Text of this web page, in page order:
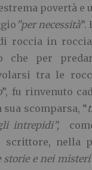
povertà e
”per necessità”.
roccia in
che per
tra le
”, fu rinvenuto
scomparsa, “
intrepidi”,
scrittore, nella
e nei